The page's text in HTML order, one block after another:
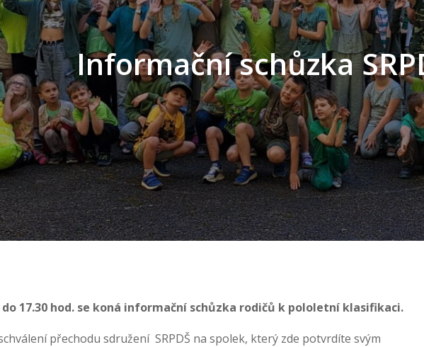
Informační schůzka
do 17.30 hod. se koná informační schůzka rodičů k pololetní klasifikaci.
přechodu sdružení SRPDŠ na spolek, který zde potvrdíte svým